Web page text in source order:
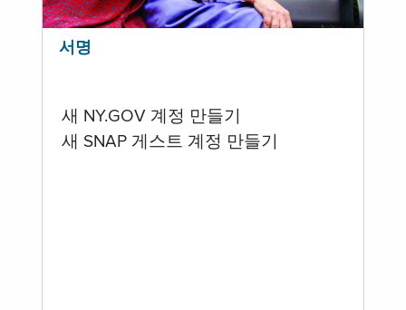
서명
새 NY.GOV 계정 만들기
새 SNAP 게스트 계정 만들기